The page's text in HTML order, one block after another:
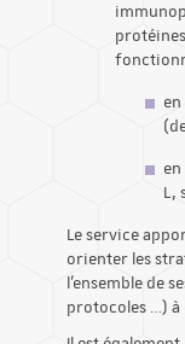
L,
Le service
orienter les
l’ensemble de
protocoles …)